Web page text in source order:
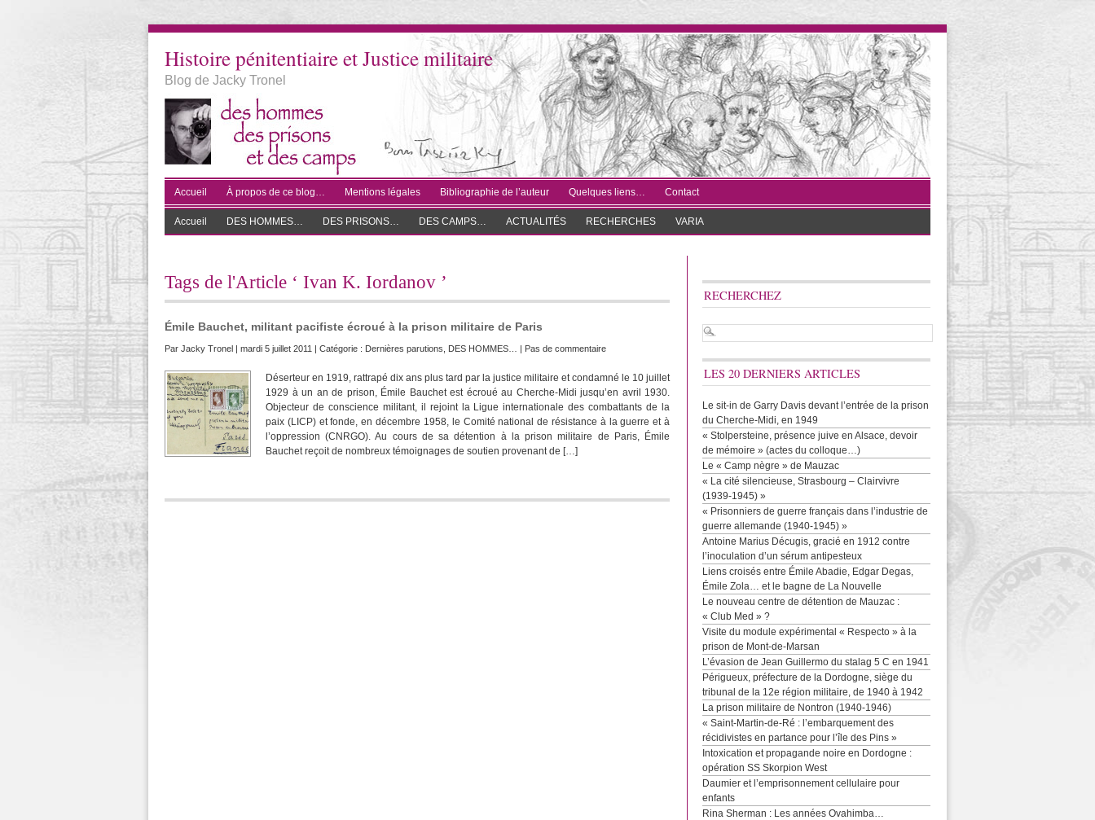
Histoire pénitentiaire et Justice militaire
Blog de Jacky Tronel
Accueil À propos de ce blog… Mentions légales Bibliographie de l’auteur Quelques liens… Contact
Accueil DES HOMMES… DES PRISONS… DES CAMPS… ACTUALITÉS RECHERCHES VARIA
Tags de l'Article ‘ Ivan K. Iordanov ’
Émile Bauchet, militant pacifiste écroué à la prison militaire de Paris
Par Jacky Tronel | mardi 5 juillet 2011 | Catégorie : Dernières parutions DES HOMMES… | Pas de commentaire
Déserteur en 1919, rattrapé dix ans plus tard par la justice militaire et condamné le 10 juillet
1929 à un an de prison, Émile Bauchet est écroué au Cherche-Midi jusqu’en avril 1930.
Objecteur de conscience militant, il rejoint la Ligue internationale des combattants de la
paix (LICP) et fonde, en décembre 1958, le Comité national de résistance à la guerre et à
l’oppression (CNRGO). Au cours de sa détention à la prison militaire de Paris, Émile
Bauchet reçoit de nombreux témoignages de soutien provenant de […]
RECHERCHEZ
LES 20 DERNIERS ARTICLES
Le sit-in de Garry Davis devant l’entrée de la prison
du Cherche-Midi, en 1949
« Stolpersteine, présence juive en Alsace, devoir
de mémoire » (actes du colloque…)
Le « Camp nègre » de Mauzac
« La cité silencieuse, Strasbourg – Clairvivre
(1939-1945) »
« Prisonniers de guerre français dans l’industrie de
guerre allemande (1940-1945) »
Antoine Marius Décugis, gracié en 1912 contre
l’inoculation d’un sérum antipesteux
Liens croisés entre Émile Abadie, Edgar Degas,
Émile Zola… et le bagne de La Nouvelle
Le nouveau centre de détention de Mauzac :
« Club Med » ?
Visite du module expérimental « Respecto » à la
prison de Mont-de-Marsan
L’évasion de Jean Guillermo du stalag 5 C en 1941
Périgueux, préfecture de la Dordogne, siège du
tribunal de la 12e région militaire, de 1940 à 1942
La prison militaire de Nontron (1940-1946)
« Saint-Martin-de-Ré : l’embarquement des
récidivistes en partance pour l’île des Pins »
Intoxication et propagande noire en Dordogne :
opération SS Skorpion West
Daumier et l’emprisonnement cellulaire pour
enfants
Rina Sherman : Les années Ovahimba…